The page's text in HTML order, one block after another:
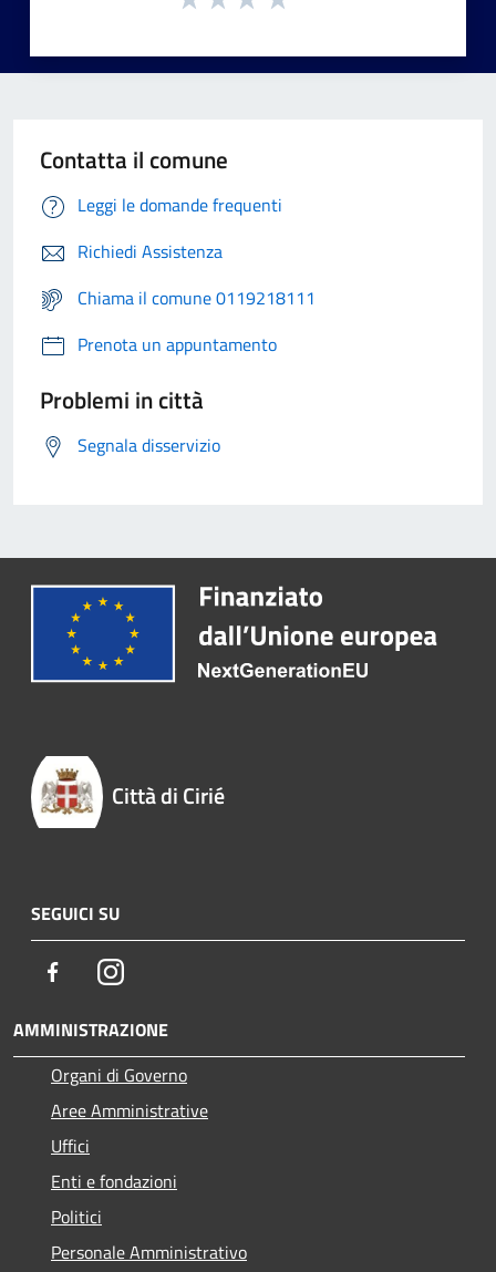
Contatta il comune
Leggi le domande frequenti
Richiedi Assistenza
Chiama il comune 0119218111
Prenota un appuntamento
Problemi in città
Segnala disservizio
Città di Cirié
SEGUICI SU
FacebookInstagram
AMMINISTRAZIONE
Organi di Governo
Aree Amministrative
Uffici
Enti e fondazioni
Politici
Personale Amministrativo